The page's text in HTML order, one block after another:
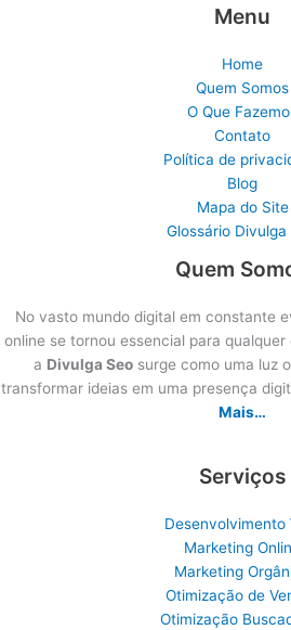
Menu
Home
Quem Somos
O Que
Contato
Política de
Blog
Mapa do Site
Glossário Divulga
Quem
No vasto mundo digital em constante
online se tornou essencial para
a Divulga Seosurge como uma luz
transformar ideias em uma presença
Mais…
Serviços
Desenvolvimento
Marketing
Marketing
Otimização de
Otimização